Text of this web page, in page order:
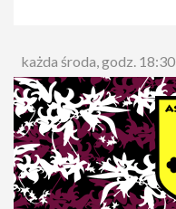
każda środa, godz. 18:30